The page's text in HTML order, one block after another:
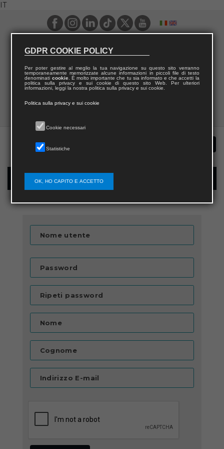
IT
Registrazione nuovo utente per acquisti sul sito
Nome utente
Password
Ripeti password
Nome
Cognome
Indirizzo E-mail
GDPR COOKIE POLICY
Per poter gestire al meglio la tua navigazione su questo sito verranno
temporaneamente memorizzate alcune informazioni in piccoli file di testo
denominati cookie. È molto importante che tu sia informato e che accetti la
politica sulla privacy e sui cookie di questo sito Web. Per ulteriori
informazioni, leggi la nostra politica sulla privacy e sui cookie.
Politica sulla privacy e sui cookie
Cookie necessari
Statistiche
OK, HO CAPITO E ACCETTO